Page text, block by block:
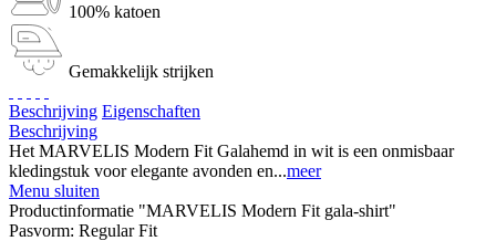
100% katoen
Gemakkelijk strijken
Beschrijving Eigenschaften
Beschrijving
Het MARVELIS Modern Fit Galahemd in wit is een onmisbaar
kledingstuk voor elegante avonden en...meer
Menu sluiten
Productinformatie "MARVELIS Modern Fit gala-shirt"
Pasvorm: Regular Fit